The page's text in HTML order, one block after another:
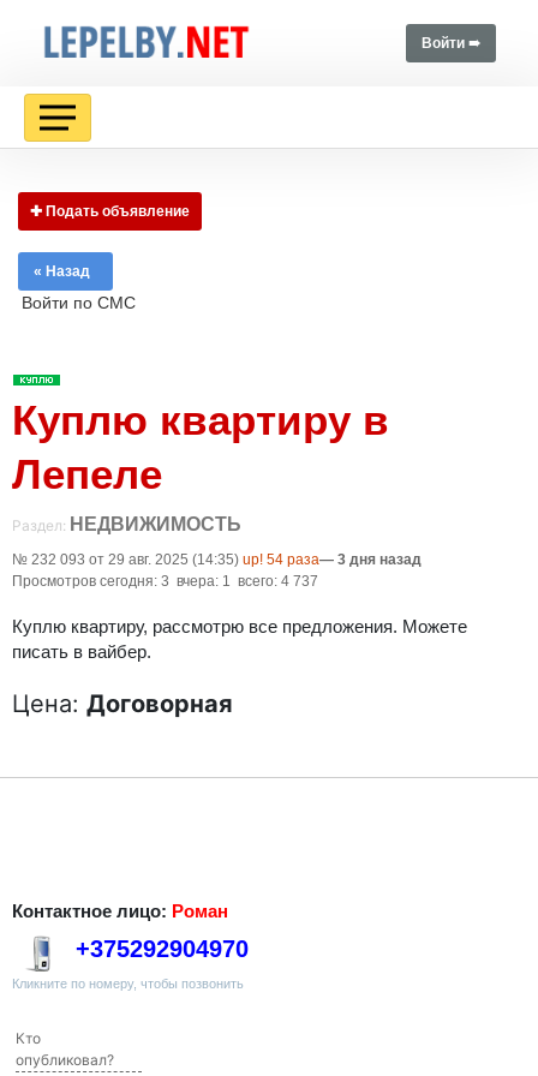
Войти ➠
✚ Подать объявление
« Назад
Войти по СМС
Куплю квартиру в
Лепеле
Раздел: НЕДВИЖИМОСТЬ
№ 232 093 от 29 авг. 2025 (14:35) up! 54 раза— 3 дня назад
Просмотров сегодня: 3 вчера: 1 всего: 4 737
Куплю квартиру, рассмотрю все предложения. Можете
писать в вайбер.
Цена: Договорная
Контактное лицо: Роман
+375292904970
Кликните по номеру, чтобы позвонить
Кто
опубликовал?